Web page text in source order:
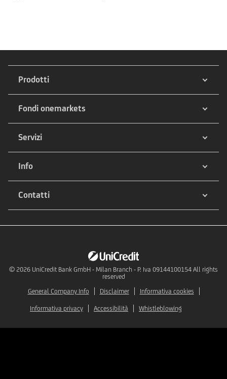
Prodotti
Fondi onemarkets
Servizi
Info
Contatti
© 2026 UniCredit Bank GmbH - Milan Branch - P. Iva 09144100154 All rights
reserved
General Company Info
Disclaimer Informativa cookies
Informativa privacy Accessibilità Whistleblowing